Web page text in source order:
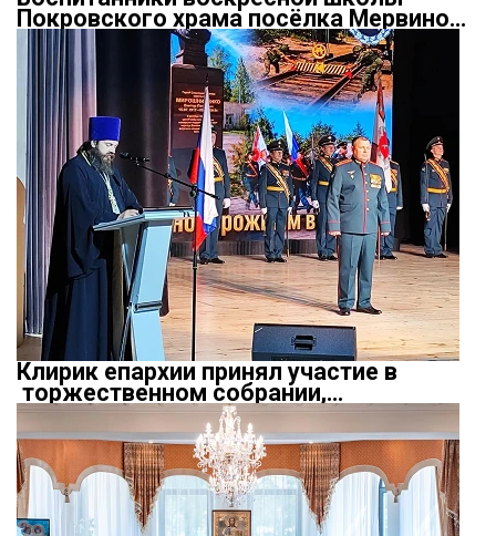
Покровского храма посёлка Мервино…
Клирик епархии принял участие в
торжественном собрании,…